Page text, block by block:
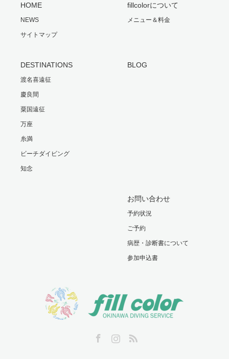
HOME
NEWS
サイトマップ
fillcolorについて
メニュー＆料金
DESTINATIONS
渡名喜遠征
慶良間
粟国遠征
万座
糸満
ビーチダイビング
知念
BLOG
お問い合わせ
予約状況
ご予約
病歴・診断書について
参加申込書